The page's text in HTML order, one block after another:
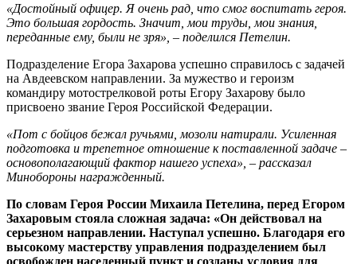
«Достойный офицер. Я очень рад, что смог воспитать героя.
Это большая гордость. Значит, мои труды, мои знания,
переданные ему, были не зря», – поделился Петелин.
Подразделение Егора Захарова успешно справилось с задачей
на Авдеевском направлении. За мужество и героизм
командиру мотострелковой роты Егору Захарову было
присвоено звание Героя Российской Федерации.
«Пот с бойцов бежал ручьями, мозоли натирали. Усиленная
подготовка и трепетное отношение к поставленной задаче –
основополагающий фактор нашего успеха», – рассказал
Минобороны награжденный.
По словам Героя России Михаила Петелина, перед Егором
Захаровым стояла сложная задача: «Он действовал на
серьезном направлении. Наступал успешно. Благодаря его
высокому мастерству управления подразделением был
освобожден населенный пункт и созданы условия для